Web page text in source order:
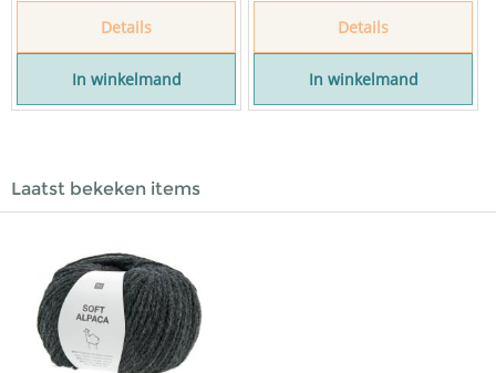
Details
In winkelmand
Details
In winkelmand
Laatst bekeken items